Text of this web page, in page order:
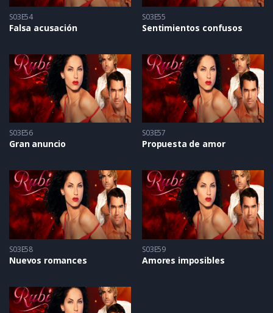
S03E54
Falsa acusación
S03E55
Sentimientos confusos
S03E56
Gran anuncio
S03E57
Propuesta de amor
S03E58
Nuevos romances
S03E59
Amores imposibles